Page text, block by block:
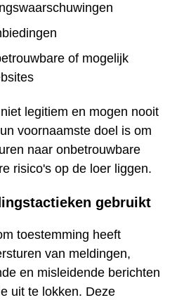
of mogelijk
legitiem en mogen nooit
voornaamste doel is om
naar onbetrouwbare
risico's op de loer liggen.
gebruikt
toestemming heeft
van meldingen,
en misleidende berichten
uit te lokken. Deze